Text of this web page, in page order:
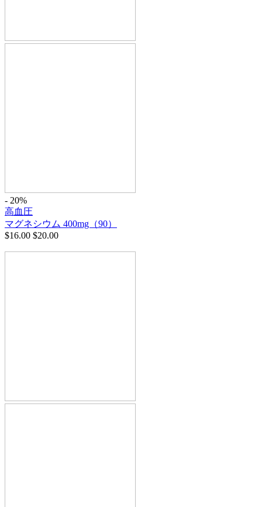
- 20%
高血圧
マグネシウム 400mg（90）
$16.00 $20.00